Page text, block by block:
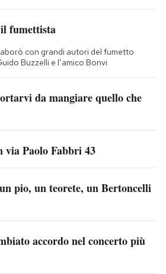
fumettista
con grandi autori del fumetto
Buzzelli e l’amico Bonvi
da mangiare quello che
Paolo Fabbri 43
pio, un teorete, un Bertoncelli
accordo nel concerto più